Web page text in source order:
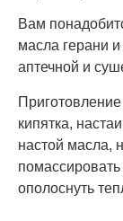
Вам
масла герани
аптечной и
кипятка,
настой масла,
ополоснуть